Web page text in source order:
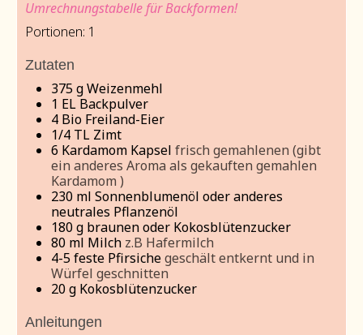
Umrechnungstabelle für Backformen!
Portionen: 1
Zutaten
375gWeizenmehl
1 EL Backpulver
4 Bio Freiland-Eier
1/4 TL Zimt
6 Kardamom Kapsel frisch gemahlenen (gibt
ein anderes Aroma als gekauften gemahlen
Kardamom )
230 ml Sonnenblumenöl oder anderes
neutrales Pflanzenöl
180g braunen oder Kokosblütenzucker
80 ml Milch z.B Hafermilch
4-5feste Pfirsichegeschält entkernt und in
Würfel geschnitten
20g Kokosblütenzucker
Anleitungen